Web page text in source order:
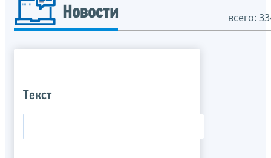
Новости всего:
Текст